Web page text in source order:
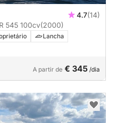
4.7(14)
Lancha JEANNEAU LEADER 545 100cv(2000)
Lancha
A partir de € 345 /dia